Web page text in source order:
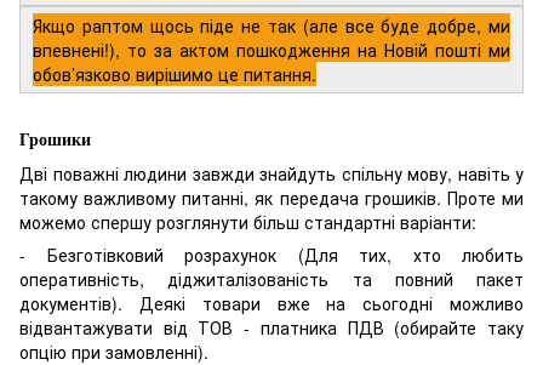
Якщо раптом щось піде не так (але все буде добре, ми
впевнені!), то за актом пошкодження на Новій пошті ми
обов’язково вирішимо це питання.
Грошики
Дві поважні людини завжди знайдуть спільну мову, навіть у
такому важливому питанні, як передача грошиків. Проте ми
можемо спершу розглянути більш стандартні варіанти:
- Безготівковий розрахунок (Для тих, хто любить
оперативність, діджиталізованість та повний пакет
документів). Деякі товари вже на сьогодні можливо
відвантажувати від ТОВ - платника ПДВ (обирайте таку
опцію при замовленні).